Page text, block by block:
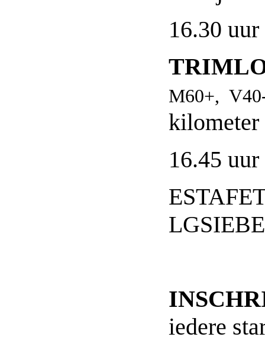
16.30 uur
M60+,
16.45 uur
iedere